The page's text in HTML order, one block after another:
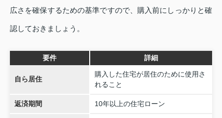
広さを確保するための基準ですので、購入前にしっかりと確
認しておきましょう。
要件 詳細
自ら居住
購入した住宅が居住のために使用さ
れること
返済期間 10年以上の住宅ローン